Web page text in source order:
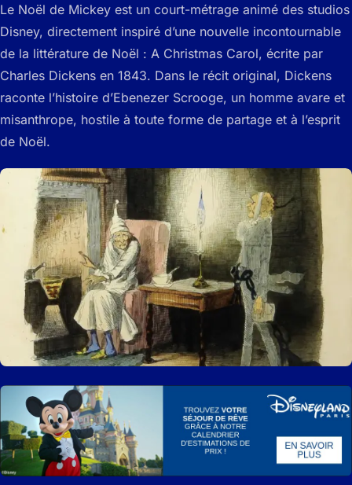
Le Noël de Mickey est un court-métrage animé des studios
Disney, directement inspiré d’une nouvelle incontournable
de la littérature de Noël : A Christmas Carol, écrite par
Charles Dickens en 1843. Dans le récit original, Dickens
raconte l’histoire d’Ebenezer Scrooge, un homme avare et
misanthrope, hostile à toute forme de partage et à l’esprit
de Noël.